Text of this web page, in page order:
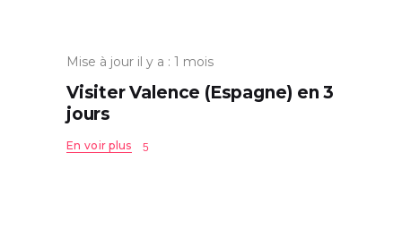
Mise à jour il y a : 1 mois
Visiter Valence (Espagne) en 3
jours
En voir plus